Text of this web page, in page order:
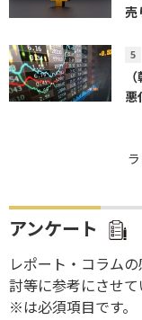
売
悪
アンケート
レポート・コラム
討等に参考にさせて
※は必須項目です。